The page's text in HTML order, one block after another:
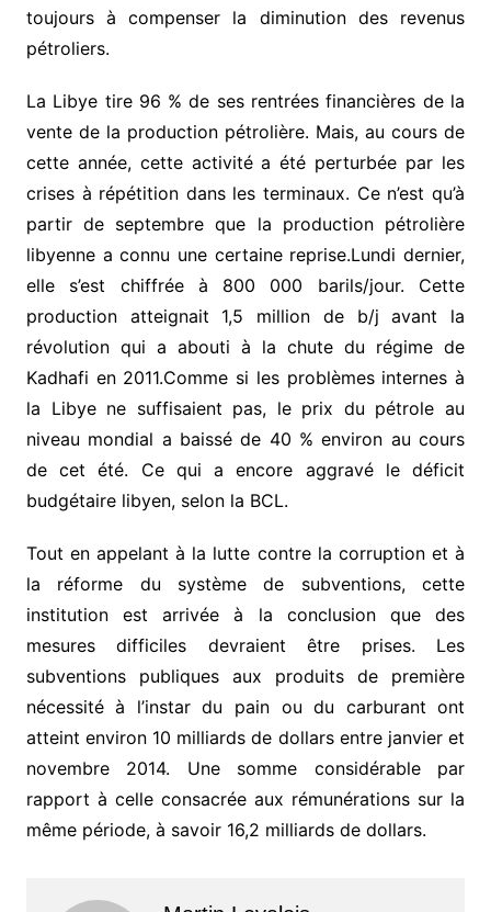
toujours à compenser la diminution des revenus
pétroliers.
La Libye tire 96 % de ses rentrées financières de la
vente de la production pétrolière. Mais, au cours de
cette année, cette activité a été perturbée par les
crises à répétition dans les terminaux. Ce n’est qu’à
partir de septembre que la production pétrolière
libyenne a connu une certaine reprise.Lundi dernier,
elle s’est chiffrée à 800 000 barils/jour. Cette
production atteignait 1,5 million de b/j avant la
révolution qui a abouti à la chute du régime de
Kadhafi en 2011.Comme si les problèmes internes à
la Libye ne suffisaient pas, le prix du pétrole au
niveau mondial a baissé de 40 % environ au cours
de cet été. Ce qui a encore aggravé le déficit
budgétaire libyen, selon la BCL.
Tout en appelant à la lutte contre la corruption et à
la réforme du système de subventions, cette
institution est arrivée à la conclusion que des
mesures difficiles devraient être prises. Les
subventions publiques aux produits de première
nécessité à l’instar du pain ou du carburant ont
atteint environ 10 milliards de dollars entre janvier et
novembre 2014. Une somme considérable par
rapport à celle consacrée aux rémunérations sur la
même période, à savoir 16,2 milliards de dollars.